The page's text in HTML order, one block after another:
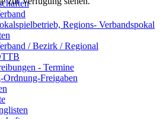
Regions- Verbandspokal
/ Bezirk / Regional
- Termine
Ordnung-Freigaben